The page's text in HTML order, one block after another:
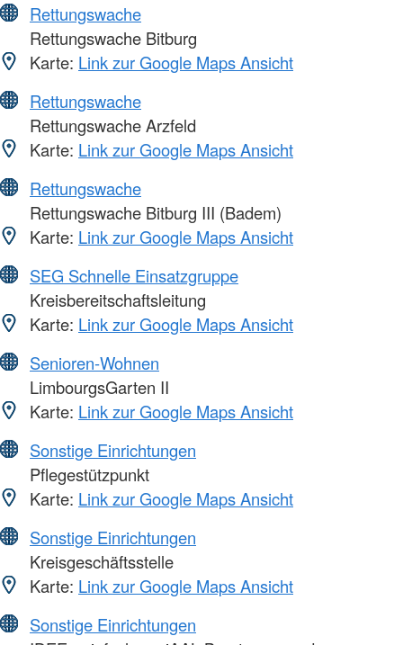
Rettungswache
Rettungswache Bitburg
Karte: Link zur Google Maps Ansicht
Rettungswache
Rettungswache Arzfeld
Karte: Link zur Google Maps Ansicht
Rettungswache
Rettungswache Bitburg III (Badem)
Karte: Link zur Google Maps Ansicht
SEG Schnelle Einsatzgruppe
Kreisbereitschaftsleitung
Karte: Link zur Google Maps Ansicht
Senioren-Wohnen
LimbourgsGarten II
Karte: Link zur Google Maps Ansicht
Sonstige Einrichtungen
Pflegestützpunkt
Karte: Link zur Google Maps Ansicht
Sonstige Einrichtungen
Kreisgeschäftsstelle
Karte: Link zur Google Maps Ansicht
Sonstige Einrichtungen